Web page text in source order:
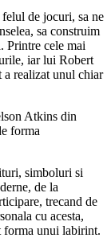
de jocuri, sa ne
sa construim
Printre cele mai
iar lui Robert
a realizat unul chiar
Atkins din
forma
simboluri si
de la
trecand de
cu acesta,
forma unui labirint.